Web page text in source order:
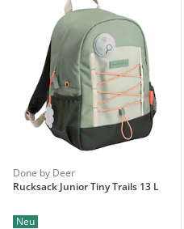
Done by Deer
Rucksack Junior Tiny Trails 13 L
Neu